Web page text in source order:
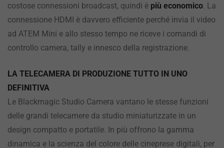
costose connessioni broadcast, quindi è più economico. La
connessione HDMI è davvero efficiente perché invia il video
ad ATEM Mini e allo stesso tempo ne riceve i comandi di
controllo camera, tally e innesco della registrazione.
LA TELECAMERA DI PRODUZIONE TUTTO IN UNO
DEFINITIVA
Le Blackmagic Studio Camera vantano le stesse funzioni
delle grandi telecamere da studio miniaturizzate in un
design compatto e portatile. In più offrono la gamma
dinamica e la scienza del colore delle cineprese digitali, per